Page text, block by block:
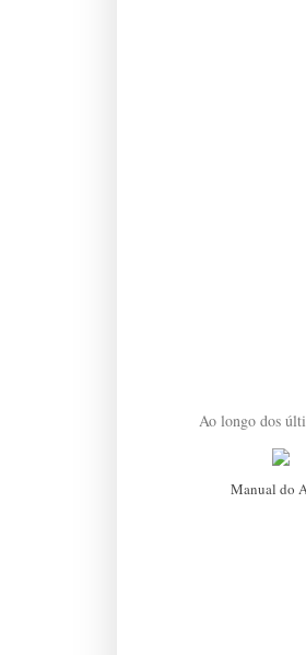
Ao longo dos
Manual do